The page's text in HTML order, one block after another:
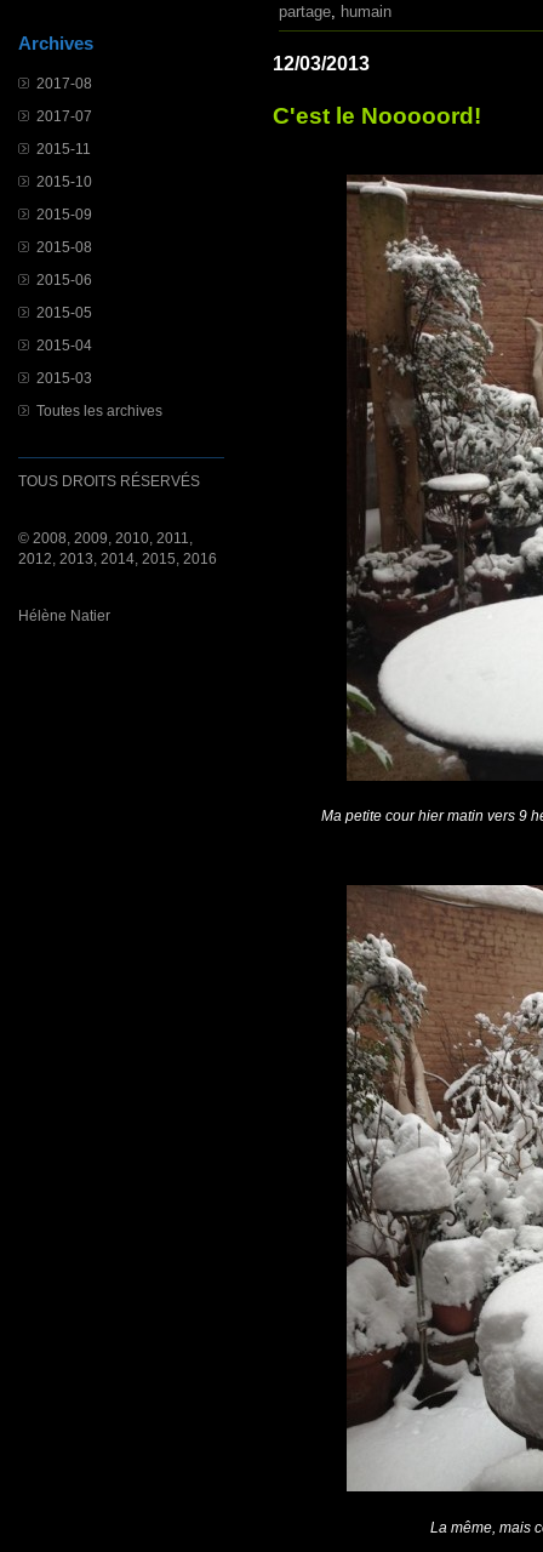
Archives
2017-08
2017-07
2015-11
2015-10
2015-09
2015-08
2015-06
2015-05
2015-04
2015-03
Toutes les archives
TOUS DROITS RÉSERVÉS
© 2008, 2009, 2010, 2011,
2012, 2013, 2014, 2015, 2016
Hélène Natier
partage
humain
12/03/2013
C'est le Nooooord!
Ma petite cour hier matin vers 9
La même, mais